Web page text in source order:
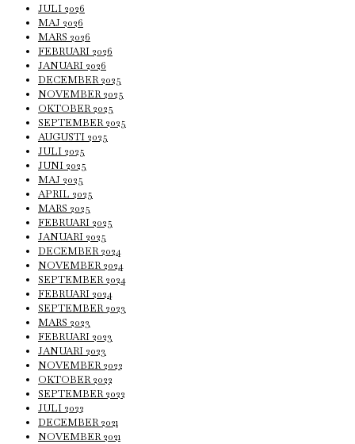
JULI 2026
MAJ 2026
MARS 2026
FEBRUARI 2026
JANUARI 2026
DECEMBER 2025
NOVEMBER 2025
OKTOBER 2025
SEPTEMBER 2025
AUGUSTI 2025
JULI 2025
JUNI 2025
MAJ 2025
APRIL 2025
MARS 2025
FEBRUARI 2025
JANUARI 2025
DECEMBER 2024
NOVEMBER 2024
SEPTEMBER 2024
FEBRUARI 2024
SEPTEMBER 2023
MARS 2023
FEBRUARI 2023
JANUARI 2023
NOVEMBER 2022
OKTOBER 2022
SEPTEMBER 2022
JULI 2022
DECEMBER 2021
NOVEMBER 2021